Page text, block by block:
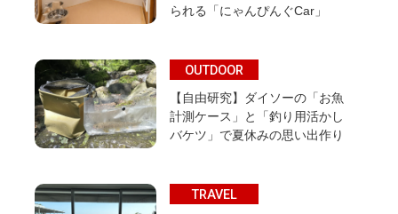
られる「にゃんぴんぐCar」
OUTDOOR
【自由研究】ダイソーの「お魚
計測ケース」と「釣り用活かし
バケツ」で夏休みの思い出作り
TRAVEL